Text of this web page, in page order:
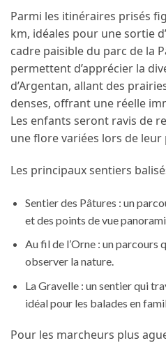
Parmi les itinéraires prisés
km, idéales pour une sortie
cadre paisible du parc de la
permettent d’apprécier la
d’Argentan, allant des
denses, offrant une réelle
Les enfants seront ravis de
une flore variées lors de leur
Les principaux sentiers
Sentier des Pâtures : un
et des points de vue
Au fil de l’Orne : un
observer la nature.
La Gravelle : un sentier qui
idéal pour les balades en
Pour les marcheurs plus